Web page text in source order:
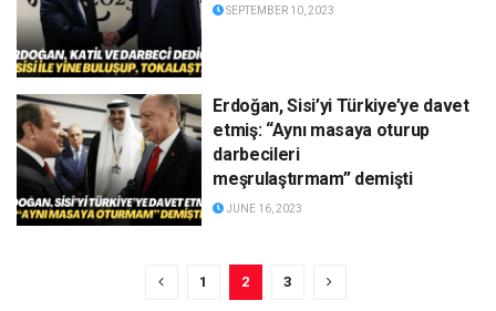
SEPTEMBER 10, 2023
Erdoğan, Sisi’yi Türkiye’ye davet
etmiş: “Aynı masaya oturup
darbecileri
meşrulaştırmam” demişti
JUNE 16, 2023
1 2 3